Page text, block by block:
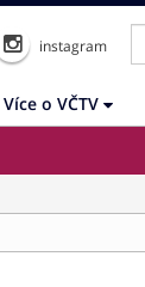
instagram
Více o VČTV